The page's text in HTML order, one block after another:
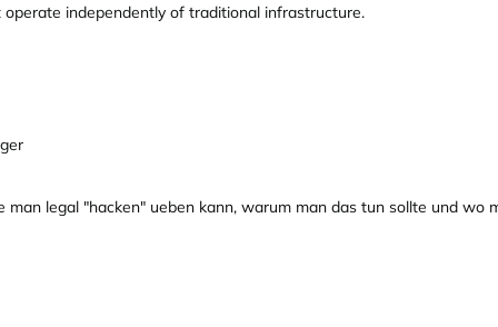
independently of traditional infrastructure.
man legal "hacken" ueben kann, warum man das tun sollte und wo